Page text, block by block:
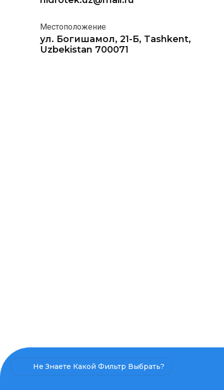
Местоположение
ул. Богишамол, 21-Б, Tashkent,
Uzbekistan 700071
Не Знаете Какой Фильтр Выбрать?